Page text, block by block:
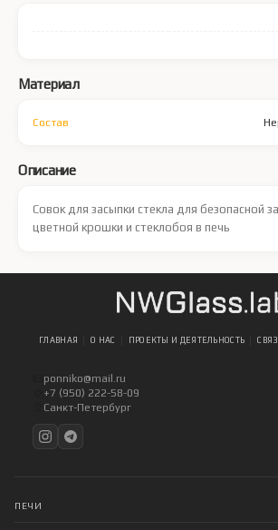
Материал
Состав
Описание
Совок для засыпки стекла для безопасной
цветной крошки и стеклобоя в печь
ГЛАВНАЯ О НАС ПРОЕКТЫ И ДЕЯТЕЛЬНОСТЬ
ponniko@mail.ru
+7 (950) 222-58-09
Санкт-Петербург
ПЕЧИ